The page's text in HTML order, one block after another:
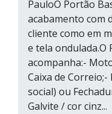
PauloO Portão
acabamento com
cliente como em
e tela ondulada.O
acompanha:-
Caixa de
social) ou
Galvite / cor cinz...